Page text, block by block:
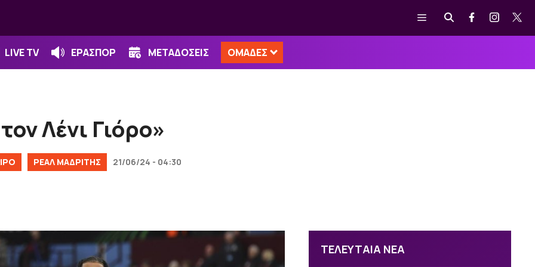
Μενού
LIVE TV ΕΡΑΣΠΟΡ ΜΕΤΑΔΟΣΕΙΣ ΟΜΑΔΕΣ
Λένι Γιόρο»
ΡΕΑΛ ΜΑΔΡΙΤΗΣ 21/06/24 - 04:30
ΤΕΛΕΥΤΑΙΑ ΝΕΑ